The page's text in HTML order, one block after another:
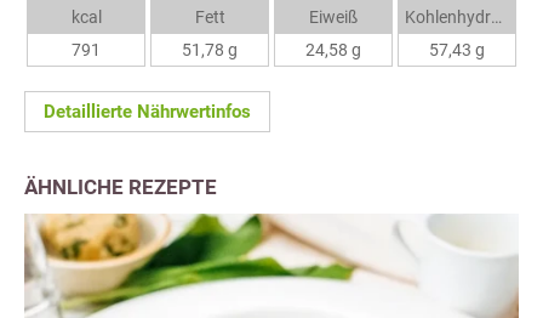
kcal
791
Fett
51,78 g
Eiweiß
24,58 g
Kohlenhydrate
57,43 g
Detaillierte Nährwertinfos
ÄHNLICHE REZEPTE